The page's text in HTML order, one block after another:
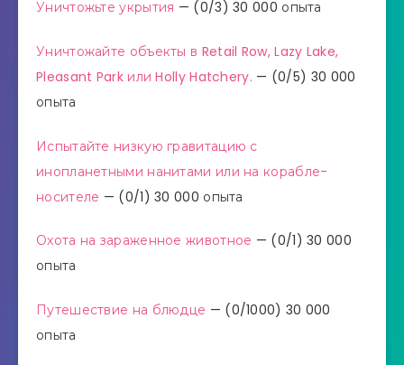
Уничтожьте укрытия — (0/3) 30 000 опыта
Уничтожайте объекты в Retail Row, Lazy Lake,
Pleasant Park или Holly Hatchery. — (0/5) 30 000
опыта
Испытайте низкую гравитацию с
инопланетными нанитами или на корабле-
носителе — (0/1) 30 000 опыта
Охота на зараженное животное — (0/1) 30 000
опыта
Путешествие на блюдце — (0/1000) 30 000
опыта